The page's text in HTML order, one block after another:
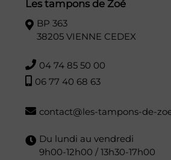
Les tampons de Zoé
BP 363
38205 VIENNE CEDEX
04 74 85 50 00
06 77 40 68 63
contact@les-tampons-de-
Du lundi au vendredi
9h00-12h00 / 13h30-17h00